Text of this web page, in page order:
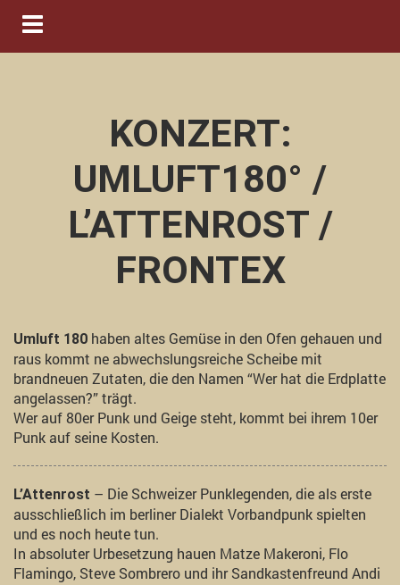
Navigation ein-/ausblenden
KONZERT:
UMLUFT180° /
L’ATTENROST /
FRONTEX
Umluft 180 haben altes Gemüse in den Ofen gehauen und
raus kommt ne abwechslungsreiche Scheibe mit
brandneuen Zutaten, die den Namen “Wer hat die Erdplatte
angelassen?” trägt.
Wer auf 80er Punk und Geige steht, kommt bei ihrem 10er
Punk auf seine Kosten.
L’Attenrost – Die Schweizer Punklegenden, die als erste
ausschließlich im berliner Dialekt Vorbandpunk spielten
und es noch heute tun.
In absoluter Urbesetzung hauen Matze Makeroni, Flo
Flamingo, Steve Sombrero und ihr Sandkastenfreund Andi